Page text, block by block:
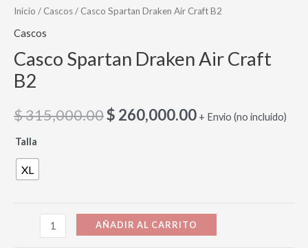
Inicio / Cascos/ Casco Spartan Draken Air Craft B2
Cascos
Casco Spartan Draken Air Craft
B2
$315,000.00$ 260,000.00 + Envio (no incluido)
Talla
XL
AÑADIR AL CARRITO